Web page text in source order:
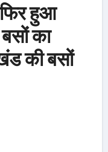
हुआ
का
की बसों